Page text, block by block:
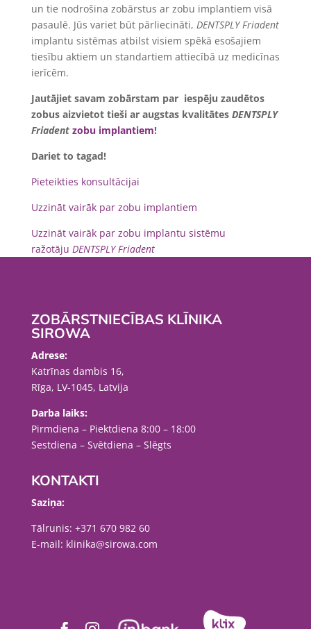
un tie nodrošina zobārstus ar zobu implantiem visā
pasaulē. Jūs variet būt pārliecināti, DENTSPLY Friadent
implantu sistēmas atbilst visiem spēkā esošajiem
tiesību aktiem un standartiem attiecībā uz medicīnas
ierīcēm.
Jautājiet savam zobārstam par iespēju zaudētos
zobus aizvietot tieši ar augstas kvalitātes DENTSPLY
Friadent zobu implantiem!
Dariet to tagad!
Pieteikties konsultācijai
Uzzināt vairāk par zobu implantiem
Uzzināt vairāk par zobu implantu sistēmu
ražotāju DENTSPLY Friadent
ZOBĀRSTNIECĪBAS KLĪNIKA
SIROWA
Adrese:
Katrīnas dambis 16,
Rīga, LV-1045, Latvija
Darba laiks:
Pirmdiena – Piektdiena 8:00 – 18:00
Sestdiena – Svētdiena – Slēgts
KONTAKTI
Saziņa:
Tālrunis: +371 670 982 60
E-mail: klinika@sirowa.com